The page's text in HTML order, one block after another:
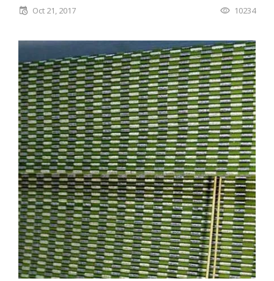
Oct 21, 2017 10234